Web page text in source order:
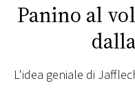
PRINCIPATO
Panino al
L'idea geniale di